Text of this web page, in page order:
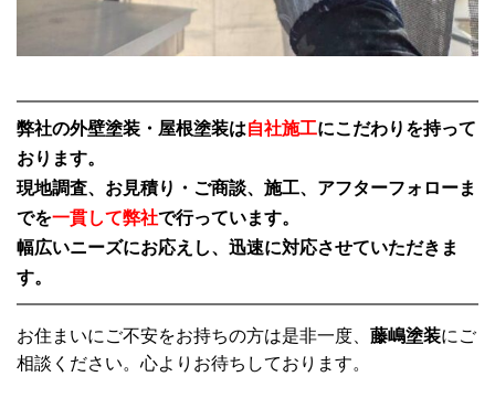
弊社の外壁塗装・屋根塗装は自社施工にこだわりを持って
おります。
現地調査、お見積り・ご商談、施工、アフターフォローま
でを一貫して弊社で行っています。
幅広いニーズにお応えし、迅速に対応させていただきま
す。
お住まいにご不安をお持ちの方は是非一度、 藤嶋塗装にご
相談ください。心よりお待ちしております。